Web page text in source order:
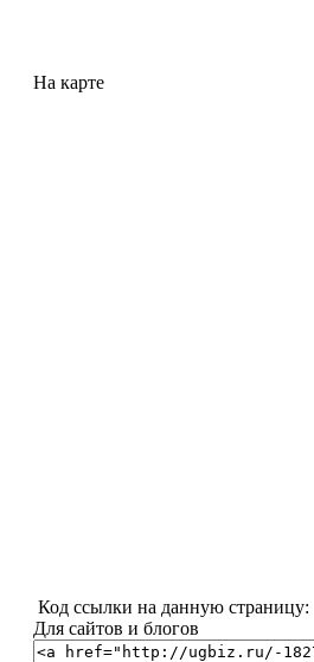
На карте
Код ссылки на данную страницу:
Для сайтов и блогов